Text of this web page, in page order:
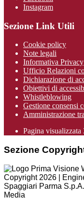
Instagram
Sezione Link Utili
Cookie policy
Note legali
Informativa Privacy
Ufficio Relazioni
Dichiarazione di
Obiettivi di
Whistleblowing
Gestione consensi
Amministrazione
Pagina visualizzata
Sezione
Copyright 2026 |
Spaggiari Parma
Media